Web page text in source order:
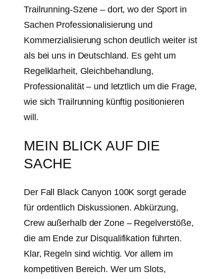
Trailrunning-Szene – dort, wo der Sport in
Sachen Professionalisierung und
Kommerzialisierung schon deutlich weiter ist
als bei uns in Deutschland. Es geht um
Regelklarheit, Gleichbehandlung,
Professionalität – und letztlich um die Frage,
wie sich Trailrunning künftig positionieren
will.
MEIN BLICK AUF DIE
SACHE
Der Fall Black Canyon 100K sorgt gerade
für ordentlich Diskussionen. Abkürzung,
Crew außerhalb der Zone – Regelverstöße,
die am Ende zur Disqualifikation führten.
Klar, Regeln sind wichtig. Vor allem im
kompetitiven Bereich. Wer um Slots,